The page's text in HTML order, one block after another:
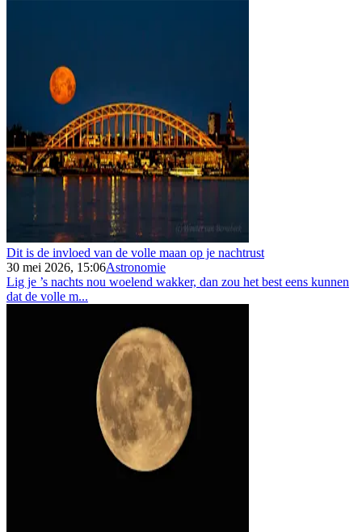
Dit is de invloed van de volle maan op je nachtrust
30 mei 2026, 15:06Astronomie
Lig je ’s nachts nou woelend wakker, dan zou het best eens kunnen
dat de volle m...